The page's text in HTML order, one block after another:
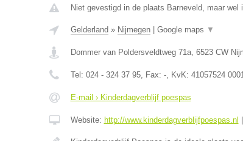
Niet gevestigd in de plaats Barneveld, maar wel
Gelderland » Nijmegen| Google maps ▼
Dommer van Poldersveldtweg 71a, 6523 CW
Tel: 024 - 324 37 95, Fax: -, KvK: 41057524
E-mail › Kinderdagverblijf poespas
Website: http://www.kinderdagverblijfpoespas.nl